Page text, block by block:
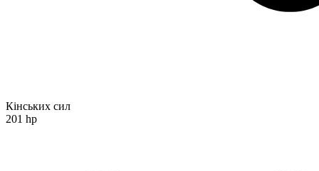
Кінських сил
201 hp